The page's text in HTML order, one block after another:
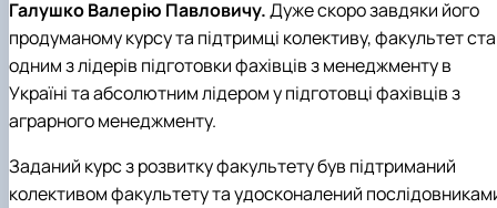
Галушко Валерію Павловичу.Дуже скоро завдяки його
продуманому курсу та підтримці колективу, факультет
одним з лідерів підготовки фахівців з менеджменту в
Україні та абсолютним лідером у підготовці фахівців з
аграрного менеджменту.
Заданий курс з розвитку факультету був підтриманий
колективом факультету та удосконалений